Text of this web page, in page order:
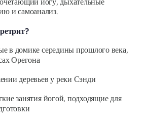
и самоанализ.
в домике середины прошлого века,
Орегона
деревьев у реки Сэнди
занятия йогой, подходящие для